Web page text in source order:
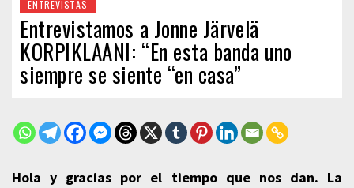
ENTREVISTAS
Entrevistamos a Jonne Järvelä
KORPIKLAANI: “En esta banda uno
siempre se siente “en casa”
Hola y gracias por el tiempo que nos dan. La